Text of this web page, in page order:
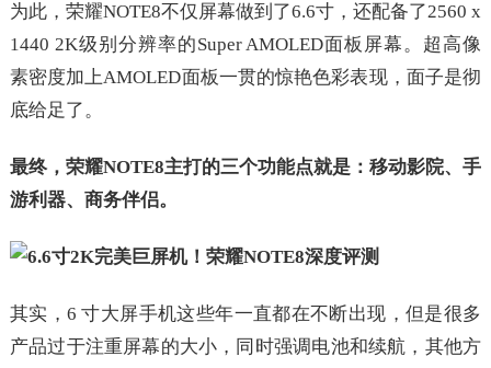
为此，荣耀NOTE8不仅屏幕做到了6.6寸，还配备了2560 x
1440 2K级别分辨率的Super AMOLED面板屏幕。超高像
素密度加上AMOLED面板一贯的惊艳色彩表现，面子是彻
底给足了。
最终，荣耀NOTE8主打的三个功能点就是：移动影院、手
游利器、商务伴侣。
其实，6 寸大屏手机这些年一直都在不断出现，但是很多
产品过于注重屏幕的大小，同时强调电池和续航，其他方